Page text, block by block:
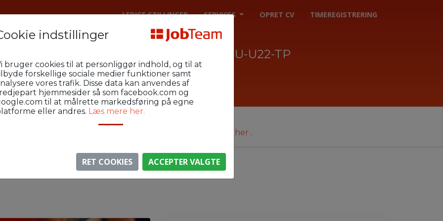
LEDIGE STILLINGER SERVICES OPRET CV TIMEREGISTRERING
HEU-U22-TP
til møbelproducent nær Herning
er ikke længere aktiv, men du kan
se lignende annoncer her .
indstillinger
bruger cookies til at personliggør indhold, og til at
forskellige sociale medier funktioner samt
vores trafik. Disse data kan anvendes af
hjemmesider så som facebook.com og
til at målrette markedsføring på egne
eller andres. Læs mere her.
RET COOKIES ACCEPTER VALGTE